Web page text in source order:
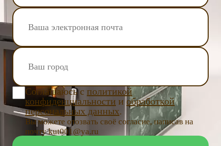
Соглашаюсь с политикой
конфиденциальности и обработкой
персональных данных.
Вы можете отозвать своё согласие, написав на
почту kut001@ya.ru